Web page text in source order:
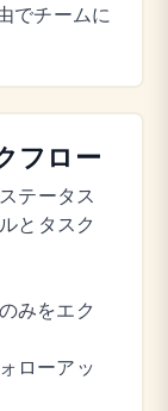
でチームに
フロー
テータス
とタスク
みをエク
ローアッ